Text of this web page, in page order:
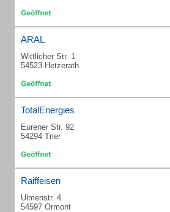
ARAL
Wittlicher Str. 1
54523 Hetzerath
TotalEnergies
Eurener Str. 92
54294 Trier
Raiffeisen
Ulmenstr. 4
54597 Ormont